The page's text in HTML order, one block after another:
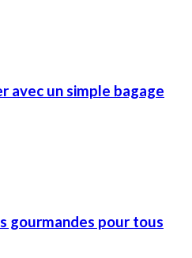
avec un simple bagage
gourmandes pour tous